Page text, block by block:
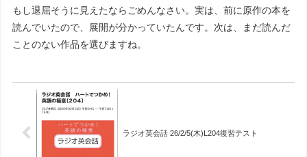
もし退屈そうに見えたならごめんなさい。実は、前に原作の本を
読んでいたので、展開が分かっていたんです。次は、まだ読んだ
ことのない作品を選びますね。
ラジオ英会話 26/2/5(木)L204復習テスト